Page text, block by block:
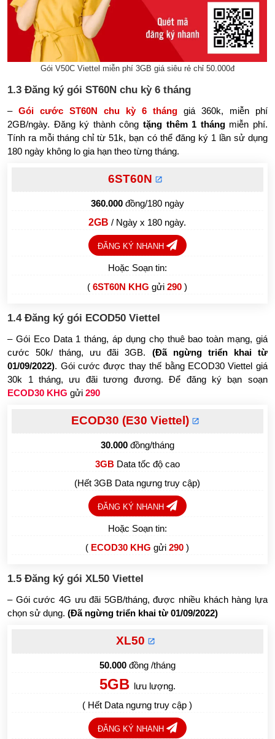
Gói V50C Viettel miễn phí 3GB giá siêu rẻ chỉ 50.000đ
1.3 Đăng ký gói ST60N chu kỳ 6 tháng
–Gói cước ST60N chu kỳ 6 thánggiá 360k, miễn phí
2GB/ngày. Đăng ký thành công tặng thêm 1 thángmiễn phí.
Tính ra mỗi tháng chỉ từ 51k, bạn có thể đăng ký 1 lần sử dụng
180 ngày không lo gia hạn theo từng tháng.
6ST60N
360.000đồng/180 ngày
2GB / Ngày x 180 ngày.
ĐĂNG KÝ NHANH
Hoặc Soạn tin:
(6ST60N KHGgửi290 )
1.4 Đăng ký gói ECOD50 Viettel
– Gói Eco Data 1 tháng, áp dụng chọ thuê bao toàn mạng, giá
cước 50k/ tháng, ưu đãi 3GB. (Đã ngừng triển khai từ
01/09/2022). Gói cước được thay thế bằng ECOD30 Viettel giá
30k 1 tháng, ưu đãi tương đương. Để đăng ký bạn soạn
ECOD30 KHG gửi290
ECOD30 (E30 Viettel)
30.000đồng/tháng
3GB Data tốc độ cao
(Hết 3GB Data ngưng truy cập)
ĐĂNG KÝ NHANH
Hoặc Soạn tin:
( ECOD30 KHGgửi290 )
1.5 Đăng ký gói XL50 Viettel
– Gói cước 4G ưu đãi 5GB/tháng, được nhiều khách hàng lựa
chọn sử dụng.(Đã ngừng triển khai từ 01/09/2022)
XL50
50.000đồng /tháng
5GB lưu lượng.
( Hết Data ngưng truy cập )
ĐĂNG KÝ NHANH